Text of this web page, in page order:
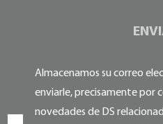
Almacenamos su correo
enviarle, precisamente por
novedades de DS